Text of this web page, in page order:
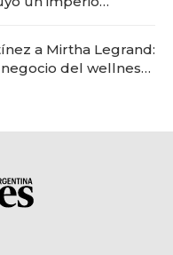
a Mirtha Legrand:
del wellness